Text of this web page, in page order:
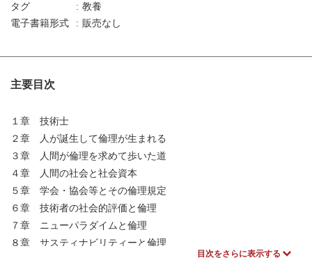
タグ
教養
電子書籍形式
販売なし
主要目次
１章 技術士
２章 人が誕生して倫理が生まれる
３章 人間が倫理を求めて歩いた道
４章 人間の社会と社会資本
５章 学会・協会等とその倫理規定
６章 技術者の社会的評価と倫理
７章 ニューパラダイムと倫理
８章 サスティナビリティーと倫理
目次をさらに表示する